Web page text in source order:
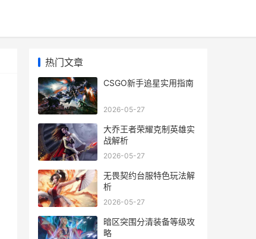
热门文章
CSGO新手追星实用指南
2026-05-27
大乔王者荣耀克制英雄实
战解析
2026-05-27
无畏契约台服特色玩法解
析
2026-05-27
暗区突围分清装备等级攻
略